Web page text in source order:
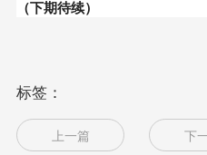
（下期待续）
标签：
上一篇 下